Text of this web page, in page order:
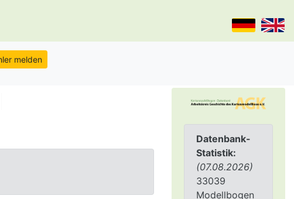
Datenbank-
Statistik:
(07.08.2026)
33039
Modellbogen